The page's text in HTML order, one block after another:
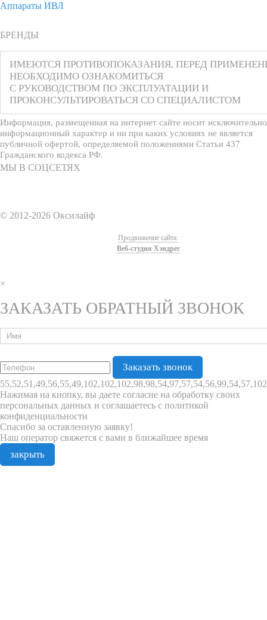
Аппараты ИВЛ
БРЕНДЫ
ИМЕЮТСЯ ПРОТИВОПОКАЗАНИЯ, ПЕРЕД
НЕОБХОДИМО ОЗНАКОМИТЬСЯ
С РУКОВОДСТВОМ ПО ЭКСПЛУАТАЦИИ И
ПРОКОНСУЛЬТИРОВАТЬСЯ СО СПЕЦИАЛИСТОМ
Информация, размещенная на интернет сайте носит исключительно
информационный характер и ни при каких условиях не является
публичной офертой, определяемой положениями Статьи 437
Гражданского кодекса РФ.
МЫ В СОЦСЕТЯХ
© 2012-2026 Оксилайф
Продвижение сайта:
Веб-студия Хэндрег
×
ЗАКАЗАТЬ ОБРАТНЫЙ ЗВОНОК
Нажимая на кнопку, вы даете согласие на обработку своих
персональных данных и соглашаетесь с политикой
конфиденциальности
Спасибо за оставленную заявку!
Наш оператор свяжется с вами в ближайшее время
закрыть